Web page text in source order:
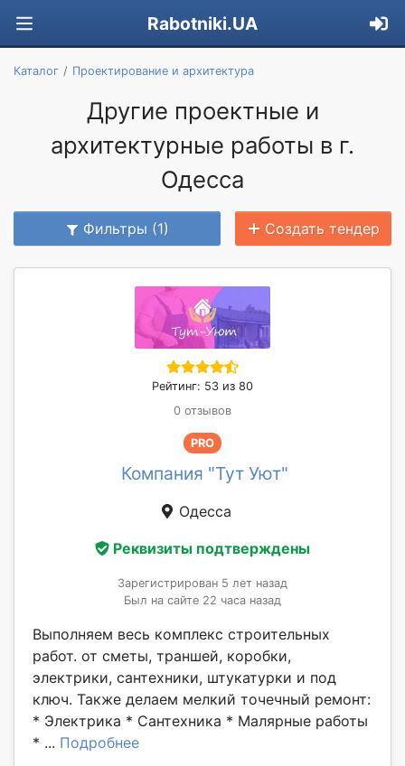
Rabotniki.UA
Каталог Проектирование и архитектура
Другие проектные и
архитектурные работы в г.
Одесса
Фильтры (1) Создать тендер
Рейтинг: 53 из 80
0 отзывов
PRO
Компания "Тут Уют"
Одесса
Реквизиты подтверждены
Зарегистрирован 5 лет назад
Был на сайте 22 часа назад
Выполняем весь комплекс строительных
работ. от сметы, траншей, коробки,
электрики, сантехники, штукатурки и под
ключ. Также делаем мелкий точечный ремонт:
* Электрика * Сантехника * Малярные работы
* ... Подробнее